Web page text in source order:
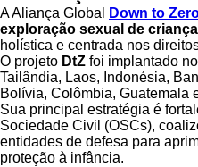
A Aliança Global Down to
exploração sexual de
holística e centrada nos
O projeto DtZ foi implantado
Tailândia, Laos, Indonésia,
Bolívia, Colômbia, Guatemala
Sua principal estratégia é
Sociedade Civil (OSCs),
entidades de defesa para
proteção à infância.